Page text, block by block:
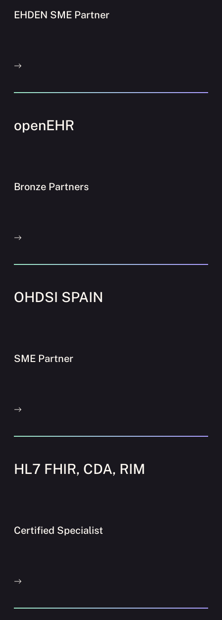
EHDEN SME Partner
openEHR
Bronze Partners
OHDSI SPAIN
SME Partner
HL7 FHIR, CDA, RIM
Certified Specialist